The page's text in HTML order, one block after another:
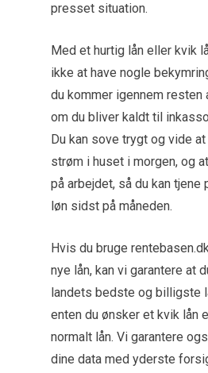
presset situation.
Med et hurtig lån eller kvik
ikke at have nogle
du kommer igennem resten
om du bliver kaldt til
Du kan sove trygt og vide
strøm i huset i morgen, og
på arbejdet, så du kan tjene
løn sidst på måneden.
Hvis du bruge
nye lån, kan vi garantere at
landets bedste og billigste
enten du ønsker et kvik lån
normalt lån. Vi garantere
dine data med yderste